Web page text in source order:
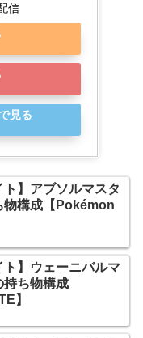
信
見る
ト】アブソルマスタ
物構成【Pokémon
ト】ウェーニバルマ
持ち物構成
】